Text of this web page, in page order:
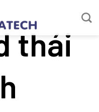
thái